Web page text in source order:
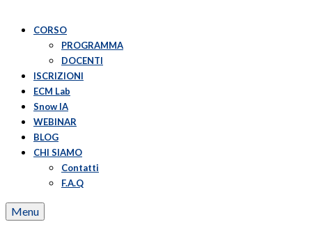
CORSO
PROGRAMMA
DOCENTI
ISCRIZIONI
ECM Lab
Snow IA
WEBINAR
BLOG
CHI SIAMO
Contatti
F.A.Q
Menu